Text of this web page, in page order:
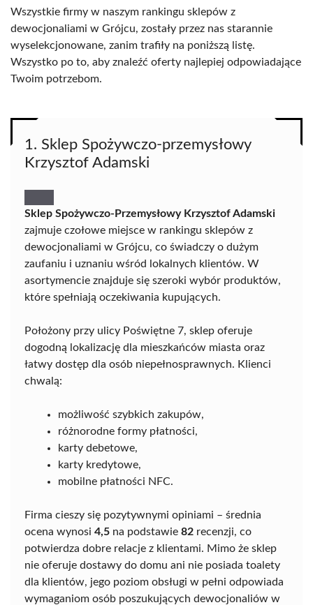
Wszystkie firmy w naszym rankingu sklepów z
dewocjonaliami w Grójcu, zostały przez nas starannie
wyselekcjonowane, zanim trafiły na poniższą listę.
Wszystko po to, aby znaleźć oferty najlepiej odpowiadające
Twoim potrzebom.
1. Sklep Spożywczo-przemysłowy
Krzysztof Adamski
Sklep Spożywczo-Przemysłowy Krzysztof Adamski
zajmuje czołowe miejsce w rankingu sklepów z
dewocjonaliami w Grójcu, co świadczy o dużym
zaufaniu i uznaniu wśród lokalnych klientów. W
asortymencie znajduje się szeroki wybór produktów,
które spełniają oczekiwania kupujących.
Położony przy ulicy Poświętne 7, sklep oferuje
dogodną lokalizację dla mieszkańców miasta oraz
łatwy dostęp dla osób niepełnosprawnych. Klienci
chwalą:
możliwość szybkich zakupów,
różnorodne formy płatności,
karty debetowe,
karty kredytowe,
mobilne płatności NFC.
Firma cieszy się pozytywnymi opiniami – średnia
ocena wynosi 4,5 na podstawie 82 recenzji, co
potwierdza dobre relacje z klientami. Mimo że sklep
nie oferuje dostawy do domu ani nie posiada toalety
dla klientów, jego poziom obsługi w pełni odpowiada
wymaganiom osób poszukujących dewocjonaliów w